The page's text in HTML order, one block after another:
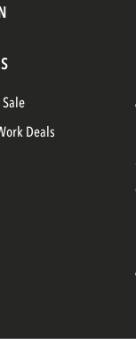
Sale
Deals